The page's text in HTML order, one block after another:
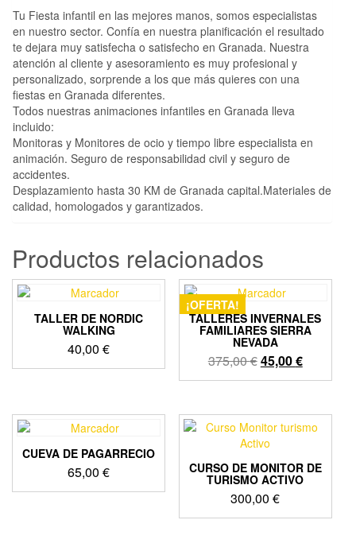
Tu Fiesta infantil en las mejores manos, somos especialistas
en nuestro sector. Confía en nuestra planificación el resultado
te dejara muy satisfecha o satisfecho en Granada. Nuestra
atención al cliente y asesoramiento es muy profesional y
personalizado, sorprende a los que más quieres con una
fiestas en Granada diferentes.
Todos nuestras animaciones infantiles en Granada lleva
incluido:
Monitoras y Monitores de ocio y tiempo libre especialista en
animación. Seguro de responsabilidad civil y seguro de
accidentes.
Desplazamiento hasta 30 KM de Granada capital.Materiales de
calidad, homologados y garantizados.
Productos relacionados
TALLER DE NORDIC
WALKING
40,00€
¡OFERTA!
TALLERES INVERNALES
FAMILIARES SIERRA
NEVADA
375,00€El
precio
era:
375,00 €.
45,00€El
precio
es:
45,00 €.
CUEVA DE PAGARRECIO
65,00€ CURSO DE MONITOR DE
TURISMO ACTIVO
300,00€